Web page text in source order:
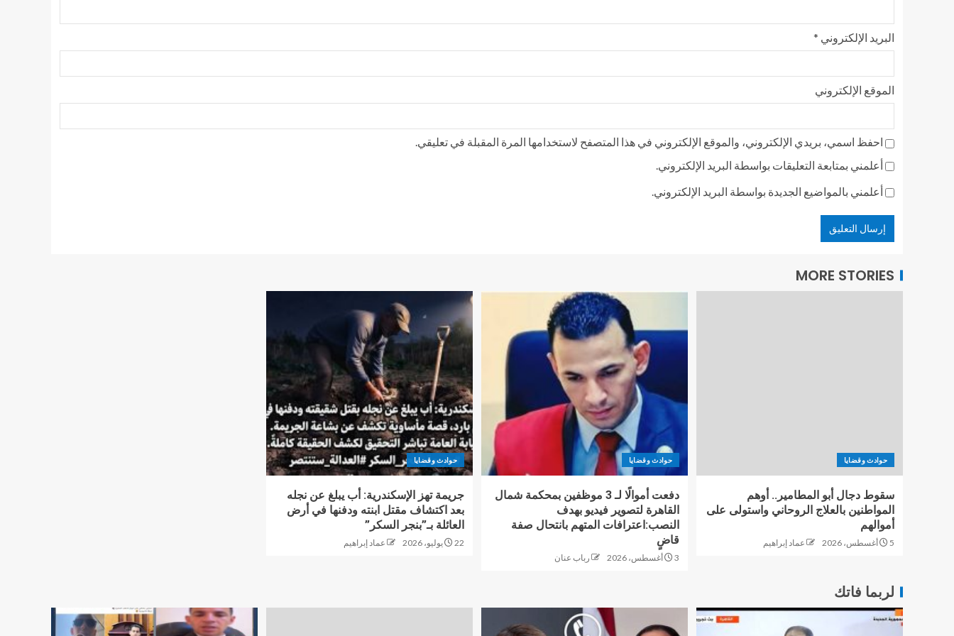
البريد الإلكتروني *
الموقع الإلكتروني
احفظ اسمي، بريدي الإلكتروني، والموقع الإلكتروني في هذا المتصفح لاستخدامها المرة المقبلة في تعليقي.
أعلمني بمتابعة التعليقات بواسطة البريد الإلكتروني.
أعلمني بالمواضيع الجديدة بواسطة البريد الإلكتروني.
MORE STORIES
حوادث وقضايا
سقوط دجال أبو المطامير.. أوهم
المواطنين بالعلاج الروحاني واستولى على
أموالهم
5 أغسطس، 2026 عماد إبراهيم
حوادث وقضايا
دفعت أموالًا لـ 3 موظفين بمحكمة شمال
القاهرة لتصوير فيديو بهدف
النصب:اعترافات المتهم بانتحال صفة
قاضٍ
3 أغسطس، 2026 رباب عنان
حوادث وقضايا
جريمة تهز الإسكندرية: أب يبلغ عن نجله
بعد اكتشاف مقتل ابنته ودفنها في أرض
العائلة بـ”بنجر السكر”
22 يوليو، 2026 عماد إبراهيم
لربما فاتك